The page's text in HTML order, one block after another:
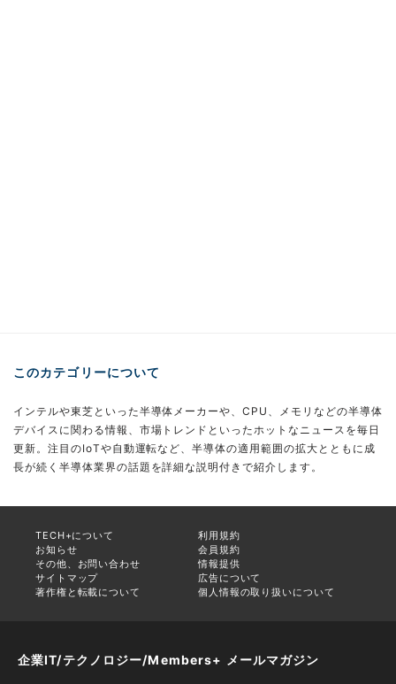
このカテゴリーについて
インテルや東芝といった半導体メーカーや、CPU、メモリなどの半導体
デバイスに関わる情報、市場トレンドといったホットなニュースを毎日
更新。注目のIoTや自動運転など、半導体の適用範囲の拡大とともに成
長が続く半導体業界の話題を詳細な説明付きで紹介します。
TECH+について
利用規約
お知らせ
会員規約
その他、お問い合わせ
情報提供
サイトマップ
広告について
著作権と転載について
個人情報の取り扱いについて
企業IT/テクノロジー/Members+ メールマガジン